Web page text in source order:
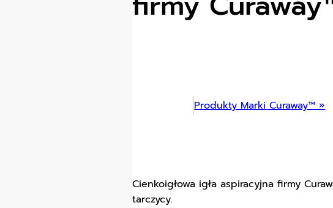
Produkty Marki Curaway™ »
Cienkoigłowa igła aspiracyjna firmy
tarczycy.